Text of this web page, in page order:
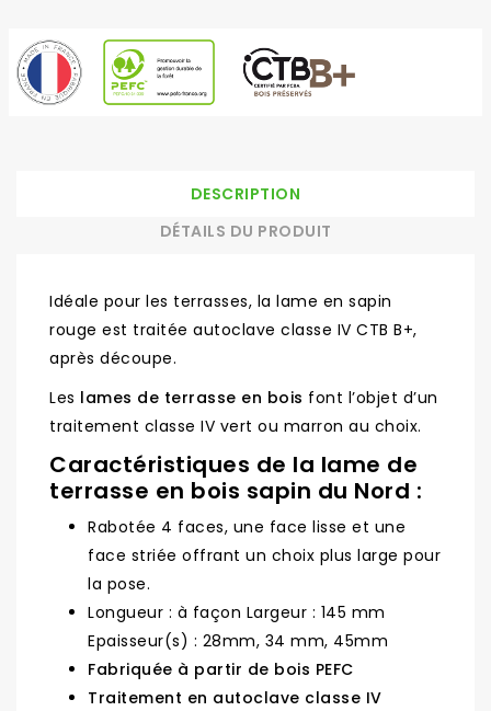
DESCRIPTION
DÉTAILS DU PRODUIT
Idéale pour les terrasses, la lame en sapin
rouge est traitée autoclave classe IV CTB B+,
après découpe.
Les lames de terrasse en bois font l’objet d’un
traitement classe IV vert ou marron au choix.
Caractéristiques de la lame de
terrasse en bois sapin du Nord :
Rabotée 4 faces, une face lisse et une
face striée offrant un choix plus large pour
la pose.
Longueur : à façon Largeur : 145 mm
Epaisseur(s) : 28mm, 34 mm, 45mm
Fabriquée à partir de bois PEFC
Traitement en autoclave classe IV